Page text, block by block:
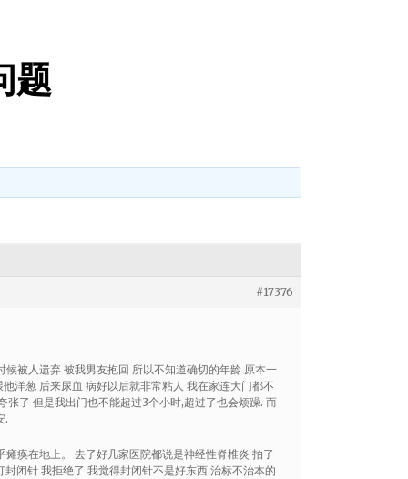
题
#17376
被人遗弃 被我男友抱回 所以不知道确切的年龄 原本一
洋葱 后来尿血 病好以后就非常粘人 我在家连大门都不
了 但是我出门也不能超过3个小时,超过了也会烦躁. 而
.
痪在地上。 去了好几家医院都说是神经性脊椎炎 拍了
闭针 我拒绝了 我觉得封闭针不是好东西 治标不治本的